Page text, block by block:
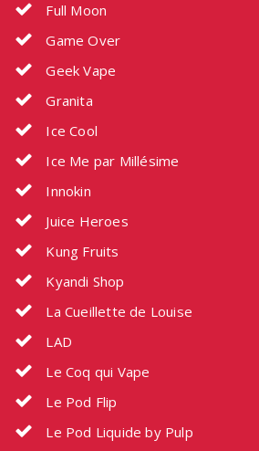
Full Moon
Game Over
Geek Vape
Granita
Ice Cool
Ice Me par Millésime
Innokin
Juice Heroes
Kung Fruits
Kyandi Shop
La Cueillette de Louise
LAD
Le Coq qui Vape
Le Pod Flip
Le Pod Liquide by Pulp